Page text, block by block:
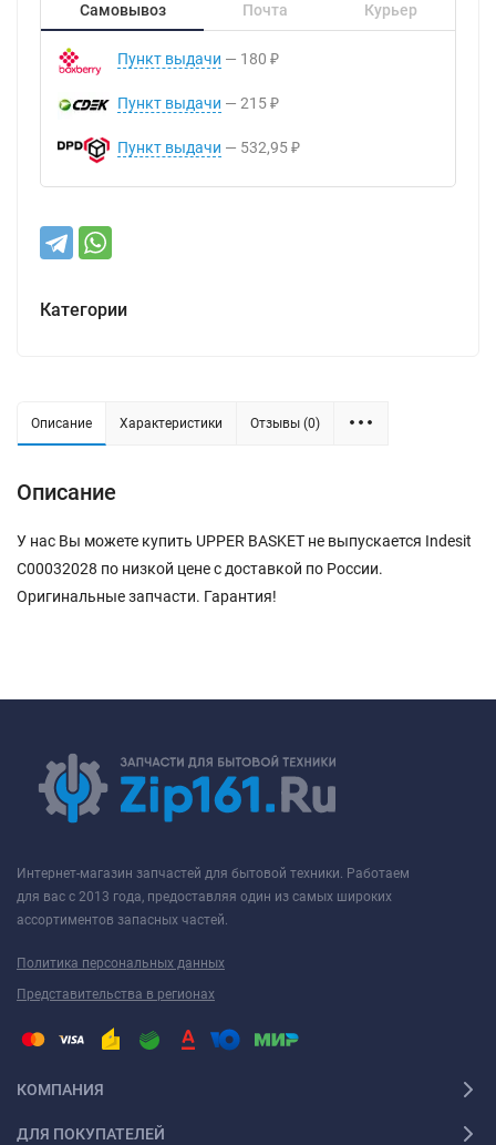
Самовывоз Почта Курьер
Пункт выдачи 180 ₽
Пункт выдачи 215 ₽
Пункт выдачи 532,95 ₽
Категории
Описание Характеристики Отзывы (0)
Описание
У нас Вы можете купить UPPER BASKET не выпускается Indesit
C00032028 по низкой цене с доставкой по России.
Оригинальные запчасти. Гарантия!
Интернет-магазин запчастей для бытовой техники. Работаем
для вас с 2013 года, предоставляя один из самых широких
ассортиментов запасных частей.
Политика персональных данных
Представительства в регионах
КОМПАНИЯ
ДЛЯ ПОКУПАТЕЛЕЙ